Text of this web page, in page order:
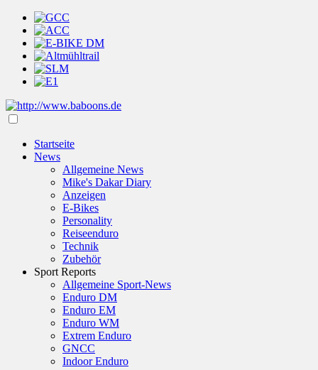
Startseite
News
Allgemeine News
Mike's Dakar Diary
Anzeigen
E-Bikes
Personality
Reiseenduro
Technik
Zubehör
Sport Reports
Allgemeine Sport-News
Enduro DM
Enduro EM
Enduro WM
Extrem Enduro
GNCC
Indoor Enduro